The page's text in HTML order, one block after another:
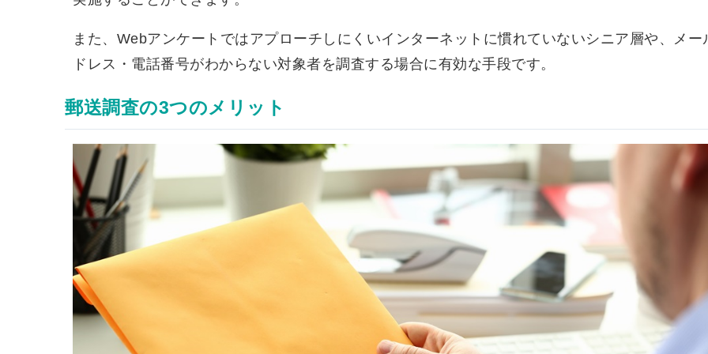
また、Webアンケートではアプローチしにくいインターネットに慣れていないシニア層や、メー
ドレス・電話番号がわからない対象者を調査する場合に有効な手段です。
郵送調査の3つのメリット